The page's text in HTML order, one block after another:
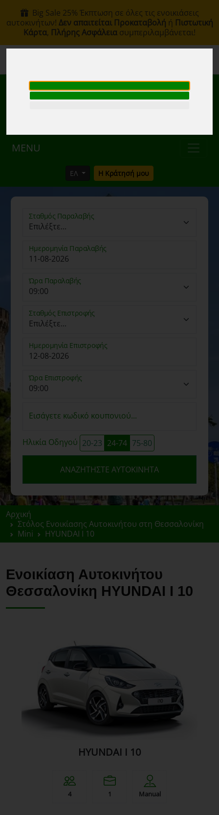
Big Sale 25% Έκπτωση σε όλες τις ενοικιάσεις
αυτοκινήτων! Δεν απαιτείται Προκαταβολή ή Πιστωτική
Κάρτα, Πλήρης Ασφάλεια συμπεριλαμβάνεται!
MENU
ΕΛ Η Κράτησή μου
Σταθμός Παραλαβής
Ημερομηνία Παραλαβής
Ώρα Παραλαβής
Σταθμός Επιστροφής
Ημερομηνία Επιστροφής
Ώρα Επιστροφής
Εισάγετε κωδικό κουπονιού...
Ηλικία Οδηγού 20-23 24-74 75-80
ΑΝΑΖΗΤΉΣΤΕ ΑΥΤΟΚΊΝΗΤΑ
Αρχική
Στόλος Ενοικίασης Αυτοκινήτου στη Θεσσαλονίκη
Mini
HYUNDAI I 10
Ενοικίαση Αυτοκινήτου
Θεσσαλονίκη HYUNDAI I 10
HYUNDAI I 10
4 1 Manual